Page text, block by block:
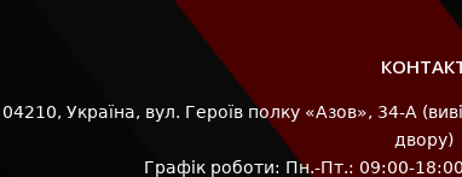
04210, Україна, вул. Героїв полку «Азов», 34-А
двору)
Графік роботи: Пн.-Пт.: 09:00-